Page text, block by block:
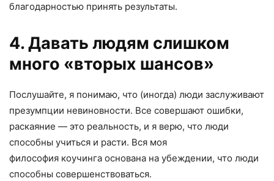
благодарностью принять результаты.
4. Давать людям слишком
много «вторых шансов»
Послушайте, я понимаю, что (иногда) люди заслуживают
презумпции невиновности. Все совершают ошибки,
раскаяние — это реальность, и я верю, что люди
способны учиться и расти. Вся моя
философия коучинга основана на убеждении, что люди
способны совершенствоваться.